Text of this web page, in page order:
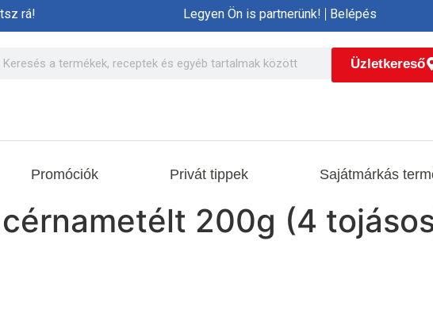
rá! Legyen Ön is partnerünk! Belépés
Üzletkereső
Promóciók Privát tippek Sajátmárkás
200g (4